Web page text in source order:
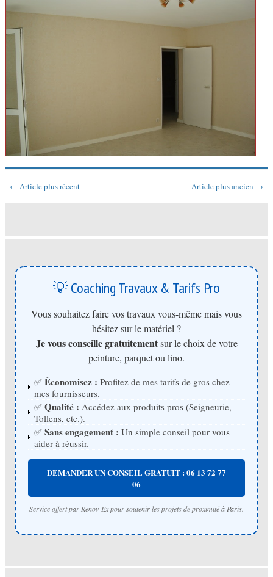
← Article plus récent Article plus ancien →
💡 Coaching Travaux & Tarifs Pro
Vous souhaitez faire vos travaux vous-même mais vous
hésitez sur le matériel ?
Je vous conseille gratuitementsur le choix de votre
peinture, parquet ou lino.
✅ Économisez : Profitez de mes tarifs de gros chez
mes fournisseurs.
✅ Qualité : Accédez aux produits pros (Seigneurie,
Tollens, etc.).
✅ Sans engagement : Un simple conseil pour vous
aider à réussir.
DEMANDER UN CONSEIL GRATUIT : 06 13 72 77
06
Service offert par Renov-Ex pour soutenir les projets de proximité à Paris.